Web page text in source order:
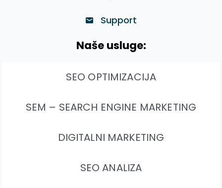
Support
Naše usluge:
SEO OPTIMIZACIJA
SEM – SEARCH ENGINE MARKETING
DIGITALNI MARKETING
SEO ANALIZA